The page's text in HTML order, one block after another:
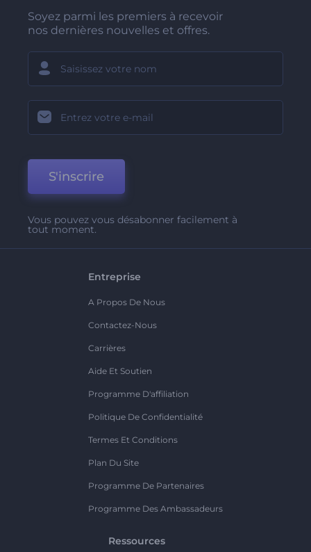
Soyez parmi les premiers à recevoir
nos dernières nouvelles et offres.
S'inscrire
Vous pouvez vous désabonner facilement à
tout moment.
Entreprise
A Propos De Nous
Contactez-Nous
Carrières
Aide Et Soutien
Programme D'affiliation
Politique De Confidentialité
Termes Et Conditions
Plan Du Site
Programme De Partenaires
Programme Des Ambassadeurs
Ressources